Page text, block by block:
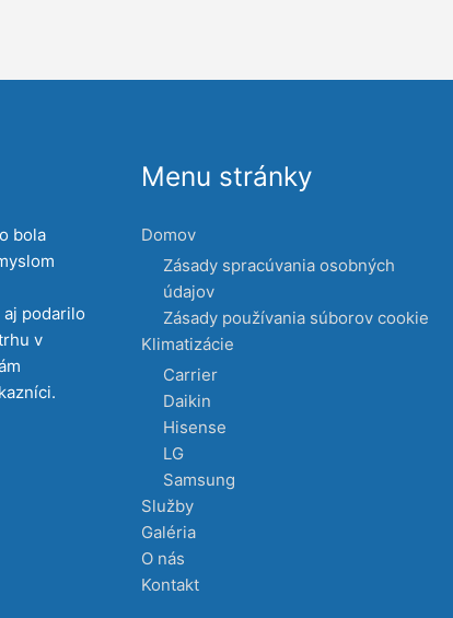
bola
aj podarilo
v
Menu stránky
Domov
Zásady spracúvania osobných
údajov
Zásady používania súborov cookie
Klimatizácie
Carrier
Daikin
Hisense
LG
Samsung
Služby
Galéria
O nás
Kontakt